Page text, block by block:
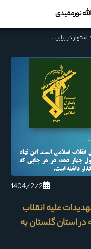
نورمفیدی
سپاه پاسداران؛ سد استوار در برابر تهدیدات علیه انقلاب اسلامی /سخنان نماینده ولی فقیه در استان گلستان به مناسبت سالروز تأسیس سپاه
1404/2/2
علیه انقلاب
استان گلستان به